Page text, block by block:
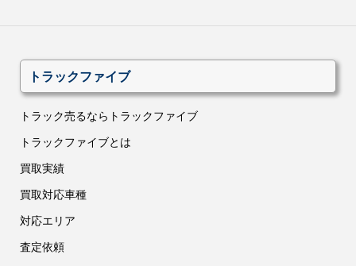
トラックファイブ
トラック売るならトラックファイブ
トラックファイブとは
買取実績
買取対応車種
対応エリア
査定依頼